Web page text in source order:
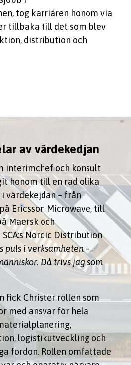
tog karriären honom via
tillbaka till det som blev
distribution och
av värdekedjan
interimchef och konsult
honom till en rad olika
värdekejdan – från
Ericsson Microwave, till
Maersk och
Nordic Distribution
puls i verksamheten –
Då trivs jag som
fick Christer rollen som
med ansvar för hela
logistikutveckling och
fordon. Rollen omfattade